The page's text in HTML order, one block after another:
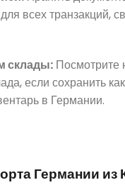
всех транзакций,
склады: Посмотрите
если сохранить
в Германии.
Германии из